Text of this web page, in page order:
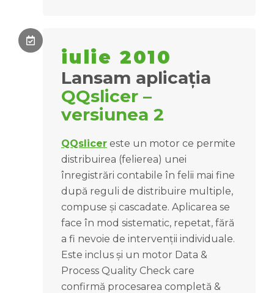
iulie 2010
Lansam aplicația
QQslicer –
versiunea 2
QQslicer este un motor ce permite
distribuirea (felierea) unei
înregistrări contabile în felii mai fine
după reguli de distribuire multiple,
compuse și cascadate. Aplicarea se
face în mod sistematic, repetat, fără
a fi nevoie de intervenții individuale.
Este inclus și un motor Data &
Process Quality Check care
confirmă procesarea completă &